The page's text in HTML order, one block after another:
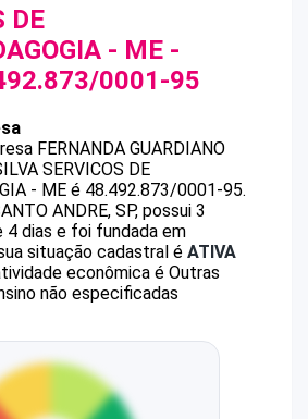
DE
- ME -
0001-95
FERNANDA GUARDIANO
SERVICOS DE
- ME é 48.492.873/0001-95.
ANDRE, SP, possui 3
4 dias e foi fundada em
situação cadastral é ATIVA
econômica é Outras
não especificadas